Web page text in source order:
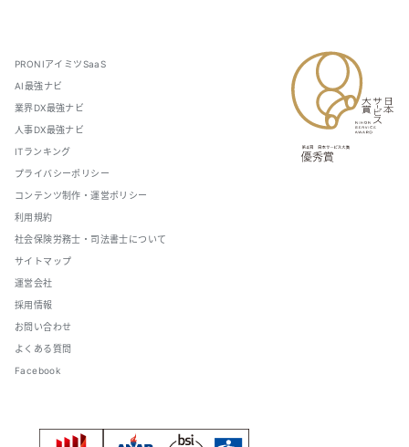
PRONIアイミツSaaS
AI最強ナビ
業界DX最強ナビ
人事DX最強ナビ
ITランキング
プライバシーポリシー
コンテンツ制作・運営ポリシー
利用規約
社会保険労務士・司法書士について
サイトマップ
運営会社
採用情報
お問い合わせ
よくある質問
Facebook